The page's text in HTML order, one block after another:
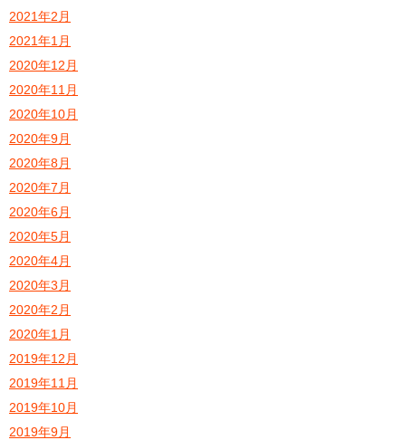
2021年2月
2021年1月
2020年12月
2020年11月
2020年10月
2020年9月
2020年8月
2020年7月
2020年6月
2020年5月
2020年4月
2020年3月
2020年2月
2020年1月
2019年12月
2019年11月
2019年10月
2019年9月